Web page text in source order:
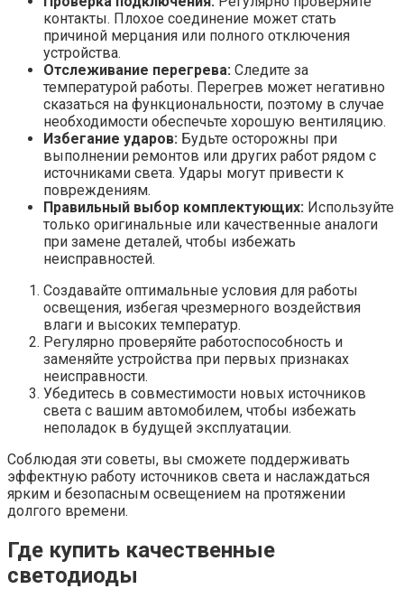
контакты. Плохое соединение может стать
причиной мерцания или полного отключения
устройства.
Отслеживание перегрева: Следите за
температурой работы. Перегрев может негативно
сказаться на функциональности, поэтому в случае
необходимости обеспечьте хорошую вентиляцию.
Избегание ударов: Будьте осторожны при
выполнении ремонтов или других работ рядом с
источниками света. Удары могут привести к
повреждениям.
Правильный выбор комплектующих: Используйте
только оригинальные или качественные аналоги
при замене деталей, чтобы избежать
неисправностей.
Создавайте оптимальные условия для работы
освещения, избегая чрезмерного воздействия
влаги и высоких температур.
Регулярно проверяйте работоспособность и
заменяйте устройства при первых признаках
неисправности.
Убедитесь в совместимости новых источников
света с вашим автомобилем, чтобы избежать
неполадок в будущей эксплуатации.
Соблюдая эти советы, вы сможете поддерживать
эффектную работу источников света и наслаждаться
ярким и безопасным освещением на протяжении
долгого времени.
Где купить качественные
светодиоды